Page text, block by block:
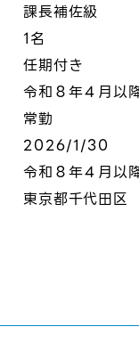
課長補佐級
1名
任期付き
令和８年４月以
常勤
2026/1/30
令和８年４月以
東京都千代田区